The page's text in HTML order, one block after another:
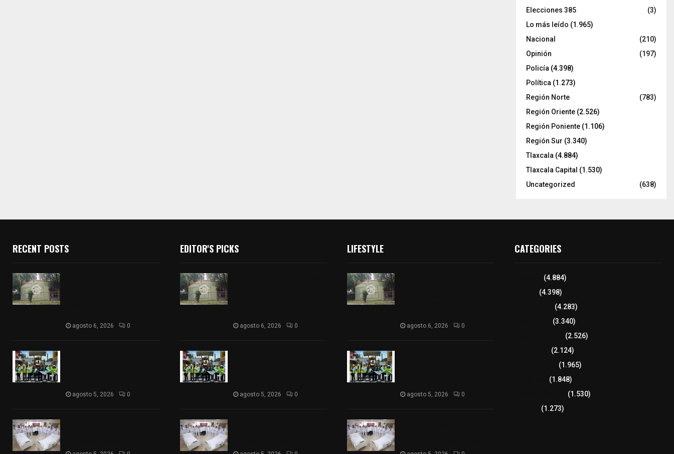
Elecciones 385
(3)
Lo más leído (1.965)
Nacional
(210)
Opinión
(197)
Policía (4.398)
Política (1.273)
Región Norte
(783)
Región Oriente (2.526)
Región Poniente (1.106)
Región Sur (3.340)
Tlaxcala (4.884)
Tlaxcala Capital (1.530)
Uncategorized
(638)
RECENT POSTS
agosto 6, 2026 0
agosto 5, 2026 0
EDITOR'S PICKS
agosto 6, 2026 0
agosto 5, 2026 0
LIFESTYLE
agosto 6, 2026 0
agosto 5, 2026 0
CATEGORIES
(4.884)
(4.398)
(4.283)
(3.340)
(2.526)
(2.124)
(1.965)
(1.848)
(1.530)
(1.273)